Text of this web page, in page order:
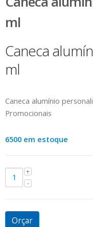
ml
Caneca
ml
Caneca alumínio
Promocionais
6500 em estoque
Orçar